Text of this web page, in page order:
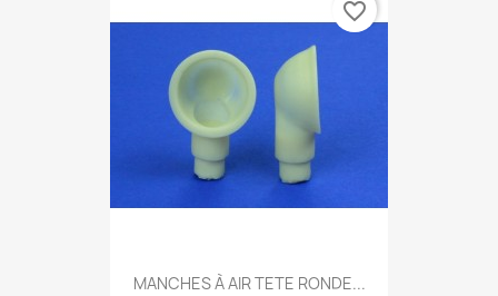
MANCHES À AIR TETE RONDE...
favorite_border